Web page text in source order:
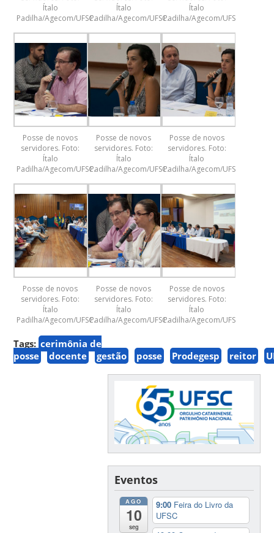
Ítalo
Padilha/Agecom/UFSC.
Ítalo
Padilha/Agecom/UFSC.
Ítalo
Padilha/Agecom/UFSC.
Posse de novos
servidores. Foto:
Ítalo
Padilha/Agecom/UFSC.
Posse de novos
servidores. Foto:
Ítalo
Padilha/Agecom/UFSC.
Posse de novos
servidores. Foto:
Ítalo
Padilha/Agecom/UFSC.
Posse de novos
servidores. Foto:
Ítalo
Padilha/Agecom/UFSC.
Posse de novos
servidores. Foto:
Ítalo
Padilha/Agecom/UFSC.
Posse de novos
servidores. Foto:
Ítalo
Padilha/Agecom/UFSC.
Tags: cerimônia de
posse
docente gestão posse Prodegesp reitor
Eventos
AGO
10
seg
9:00 Feira do Livro da
UFSC